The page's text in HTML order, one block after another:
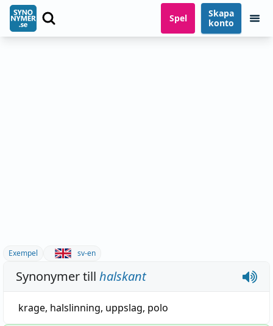
Spel
Skapa
konto
Exempel sv-en
Synonymer till halskant
krage, halslinning, uppslag, polo